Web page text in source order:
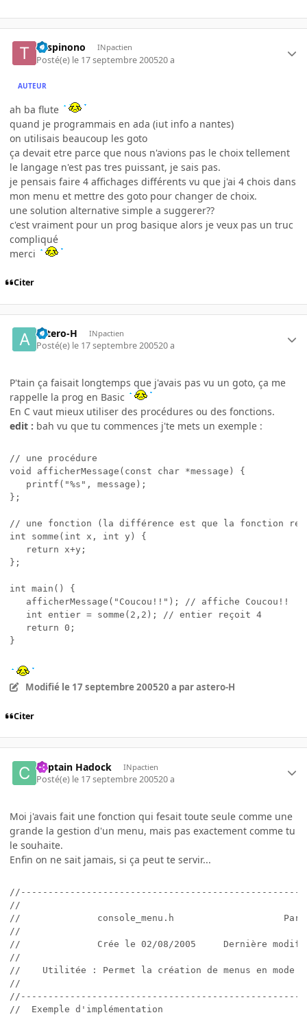
Tospinono INpactien
Posté(e) le 17 septembre 200520 a
AUTEUR
ah ba flute
quand je programmais en ada (iut info a nantes)
on utilisais beaucoup les goto
ça devait etre parce que nous n'avions pas le choix tellement
le langage n'est pas tres puissant, je sais pas.
je pensais faire 4 affichages différents vu que j'ai 4 chois dans
mon menu et mettre des goto pour changer de choix.
une solution alternative simple a suggerer??
c'est vraiment pour un prog basique alors je veux pas un truc
compliqué
merci
Citer
astero-H INpactien
Posté(e) le 17 septembre 200520 a
P'tain ça faisait longtemps que j'avais pas vu un goto, ça me
rappelle la prog en Basic
En C vaut mieux utiliser des procédures ou des fonctions.
edit : bah vu que tu commences j'te mets un exemple :
// une procédure
void afficherMessage(const char *message) {
printf("%s", message);
};
// une fonction (la différence est que la fonction
int somme(int x, int y) {
return x+y;
};
int main() {
afficherMessage("Coucou!!"); // affiche Coucou!!
int entier = somme(2,2); // entier reçoit 4
return 0;
Modifié le 17 septembre 200520 a par astero-H
Citer
Captain Hadock INpactien
Posté(e) le 17 septembre 200520 a
Moi j'avais fait une fonction qui fesait toute seule comme une
grande la gestion d'un menu, mais pas exactement comme tu
le souhaite.
Enfin on ne sait jamais, si ça peut te servir...
//
//              console_menu.h                    Par
//
//              Crée le 02/08/2005     Dernière
//
//    Utilitée : Permet la création de menus en mode
//
//  Exemple d'implémentation